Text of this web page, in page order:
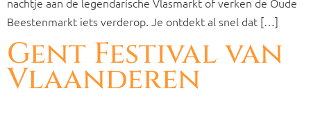
Beestenmarkt iets verderop. Je ontdekt al snel dat […]
Gent Festival van
Vlaanderen